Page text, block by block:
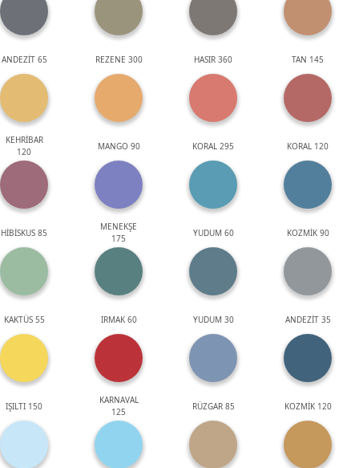
ANDEZİT 65 REZENE 300 HASIR 360 TAN 145
KEHRİBAR
120
MANGO 90 KORAL 295 KORAL 120
HİBİSKUS 85
MENEKŞE
175
YUDUM 60 KOZMİK 90
KAKTÜS 55 IRMAK 60 YUDUM 30 ANDEZİT 35
IŞILTI 150
KARNAVAL
125
RÜZGAR 85 KOZMİK 120